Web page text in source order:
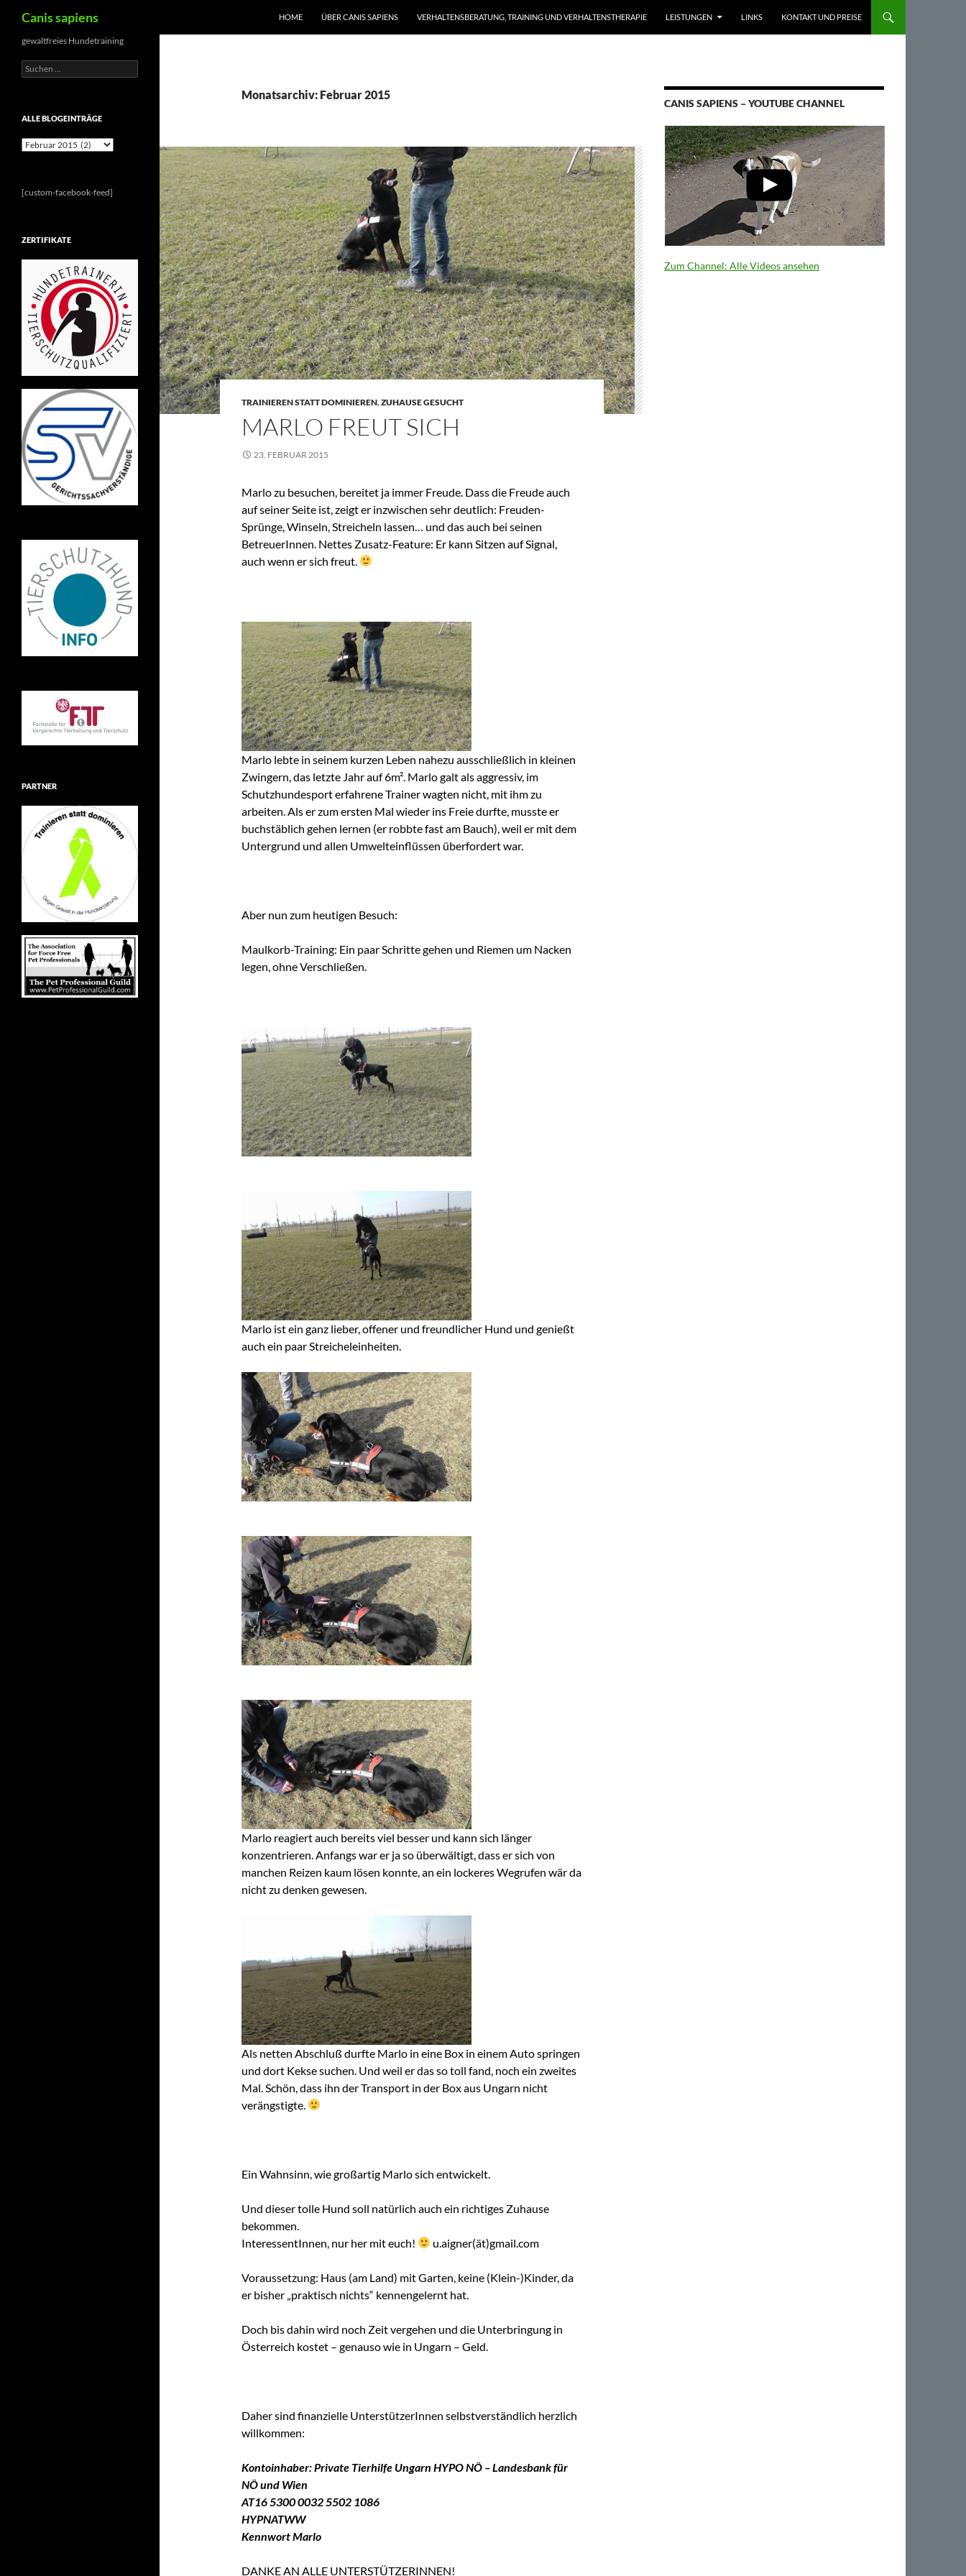
Zum
Inhalt
springen
Canis sapiens HOME ÜBER CANIS SAPIENS VERHALTENSBERATUNG, TRAINING UND VERHALTENSTHERAPIE LEISTUNGEN LINKS KONTAKT UND PREISE
Monatsarchiv: Februar 2015
TRAINIEREN STATT DOMINIEREN,ZUHAUSE GESUCHT
MARLO FREUT SICH
23. FEBRUAR 2015
Marlo zu besuchen, bereitet ja immer Freude. Dass die Freude auch
auf seiner Seite ist, zeigt er inzwischen sehr deutlich: Freuden-
Sprünge, Winseln, Streicheln lassen… und das auch bei seinen
BetreuerInnen. Nettes Zusatz-Feature: Er kann Sitzen auf Signal,
auch wenn er sich freut.
Marlo lebte in seinem kurzen Leben nahezu ausschließlich in kleinen
Zwingern, das letzte Jahr auf 6m². Marlo galt als aggressiv, im
Schutzhundesport erfahrene Trainer wagten nicht, mit ihm zu
arbeiten. Als er zum ersten Mal wieder ins Freie durfte, musste er
buchstäblich gehen lernen (er robbte fast am Bauch), weil er mit dem
Untergrund und allen Umwelteinflüssen überfordert war.
Aber nun zum heutigen Besuch:
Maulkorb-Training: Ein paar Schritte gehen und Riemen um Nacken
legen, ohne Verschließen.
Marlo ist ein ganz lieber, offener und freundlicher Hund und genießt
auch ein paar Streicheleinheiten.
Marlo reagiert auch bereits viel besser und kann sich länger
konzentrieren. Anfangs war er ja so überwältigt, dass er sich von
manchen Reizen kaum lösen konnte, an ein lockeres Wegrufen wär da
nicht zu denken gewesen.
Als netten Abschluß durfte Marlo in eine Box in einem Auto springen
und dort Kekse suchen. Und weil er das so toll fand, noch ein zweites
Mal. Schön, dass ihn der Transport in der Box aus Ungarn nicht
verängstigte.
Ein Wahnsinn, wie großartig Marlo sich entwickelt.
Und dieser tolle Hund soll natürlich auch ein richtiges Zuhause
bekommen.
InteressentInnen, nur her mit euch!
u.aigner(ät)gmail.com
Voraussetzung: Haus (am Land) mit Garten, keine (Klein-)Kinder, da
er bisher „praktisch nichts“ kennengelernt hat.
Doch bis dahin wird noch Zeit vergehen und die Unterbringung in
Österreich kostet – genauso wie in Ungarn – Geld.
Daher sind finanzielle UnterstützerInnen selbstverständlich herzlich
willkommen:
Kontoinhaber: Private Tierhilfe Ungarn HYPO NÖ – Landesbank für
NÖ und Wien
AT16 5300 0032 5502 1086
HYPNATWW
Kennwort Marlo
DANKE AN ALLE UNTERSTÜTZERINNEN!
CANIS SAPIENS – YOUTUBE CHANNEL
Zum Channel: Alle Videos ansehen
gewaltfreies Hundetraining
Suchen
nach:
ALLE BLOGEINTRÄGE
Alle
[custom-facebook-feed]
ZERTIFIKATE
PARTNER